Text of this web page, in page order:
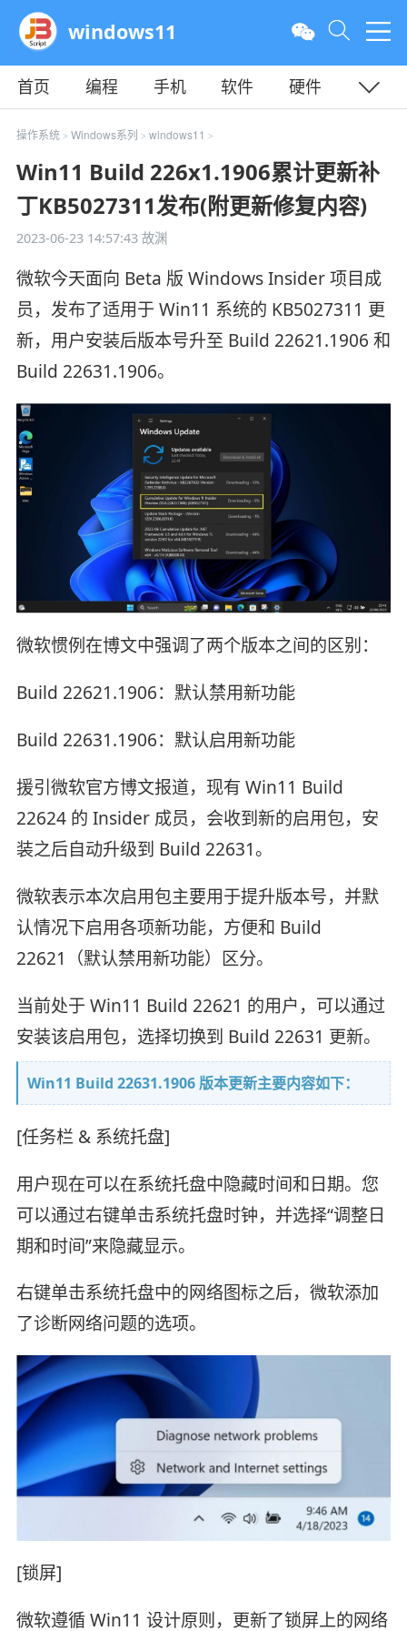
windows11
首页 编程 手机 软件
硬件
教程
平面 服务器
操作系统> Windows系列 > windows11 >
Win11 Build 226x1.1906累计更新补
丁KB5027311发布(附更新修复内容)
2023-06-23 14:57:43故渊
微软今天面向 Beta 版 Windows Insider 项目成
员，发布了适用于 Win11 系统的 KB5027311 更
新，用户安装后版本号升至 Build 22621.1906 和
Build 22631.1906。
微软惯例在博文中强调了两个版本之间的区别：
Build 22621.1906：默认禁用新功能
Build 22631.1906：默认启用新功能
援引微软官方博文报道，现有 Win11 Build
22624 的 Insider 成员，会收到新的启用包，安
装之后自动升级到 Build 22631。
微软表示本次启用包主要用于提升版本号，并默
认情况下启用各项新功能，方便和 Build
22621（默认禁用新功能）区分。
当前处于 Win11 Build 22621 的用户，可以通过
安装该启用包，选择切换到 Build 22631 更新。
Win11 Build 22631.1906 版本更新主要内容如下：
[任务栏 & 系统托盘]
用户现在可以在系统托盘中隐藏时间和日期。您
可以通过右键单击系统托盘时钟，并选择“调整日
期和时间”来隐藏显示。
右键单击系统托盘中的网络图标之后，微软添加
了诊断网络问题的选项。
[锁屏]
微软遵循 Win11 设计原则，更新了锁屏上的网络